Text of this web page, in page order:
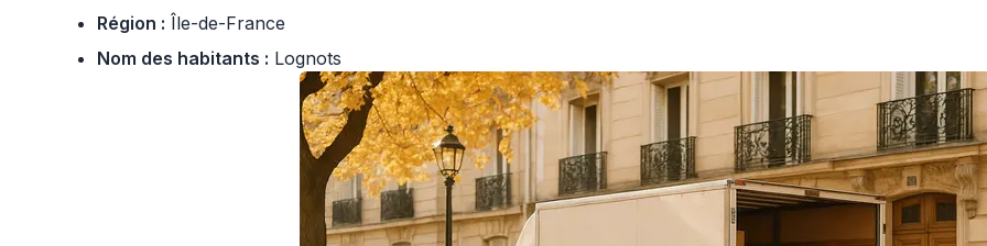
Région : Île-de-France
Nom des habitants : Lognots